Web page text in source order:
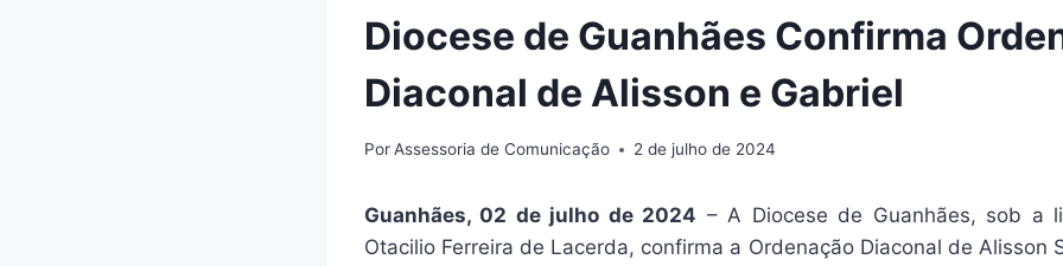
Diocese de Guanhães Confirma
Diaconal de Alisson e Gabriel
PorAssessoria de Comunicação 2 de julho de 2024
Guanhães, 02 de julho de 2024 – A Diocese de Guanhães, sob a
Otacilio Ferreira de Lacerda, confirma a Ordenação Diaconal de Alisson